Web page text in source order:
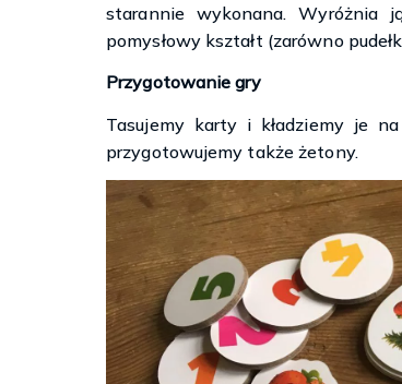
starannie wykonana. Wyróżnia
pomysłowy kształt (zarówno
Przygotowanie gry
Tasujemy karty i kładziemy je
przygotowujemy także żetony.